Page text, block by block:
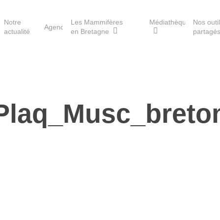
Les Havres de paix pour la
loutre
Notre
actualité
Agenda
Les Mammifères
en Bretagne
Médiathèque
Nos
partagés